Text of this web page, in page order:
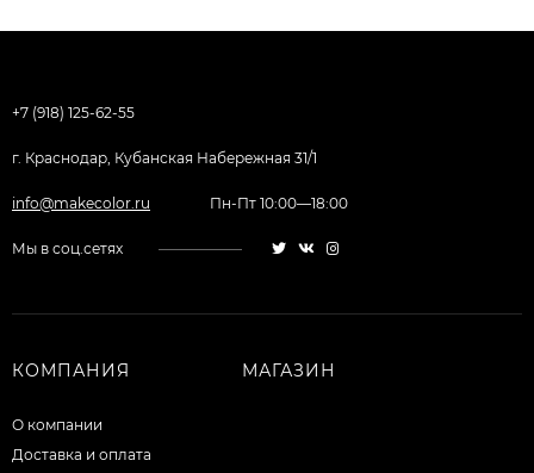
+7 (918) 125-62-55
г. Краснодар, Кубанская Набережная 31/1
info@makecolor.ru Пн-Пт 10:00—18:00
Мы в соц.сетях
КОМПАНИЯ
О компании
Доставка и оплата
МАГАЗИН